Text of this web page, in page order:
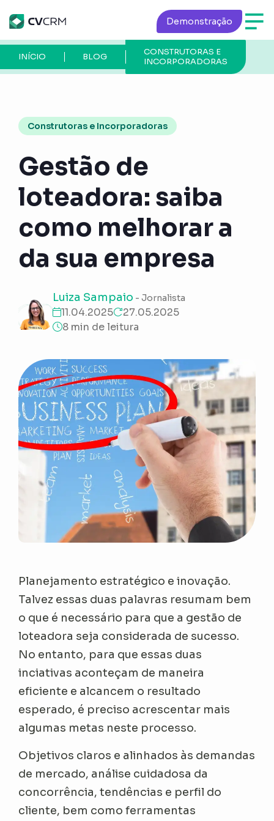
Demonstração
CONSTRUTORAS E
INCORPORADORAS
BLOG
INÍCIO
Construtoras e Incorporadoras
Gestão de
loteadora: saiba
como melhorar a
da sua empresa
Luiza Sampaio - Jornalista
11.04.2025
27.05.2025
8 min de leitura
Planejamento estratégico e inovação.
Talvez essas duas palavras resumam bem
o que é necessário para que a gestão de
loteadora seja considerada de sucesso.
No entanto, para que essas duas
inciativas aconteçam de maneira
eficiente e alcancem o resultado
esperado, é preciso acrescentar mais
algumas metas neste processo.
Objetivos claros e alinhados às demandas
de mercado, análise cuidadosa da
concorrência, tendências e perfil do
cliente, bem como ferramentas